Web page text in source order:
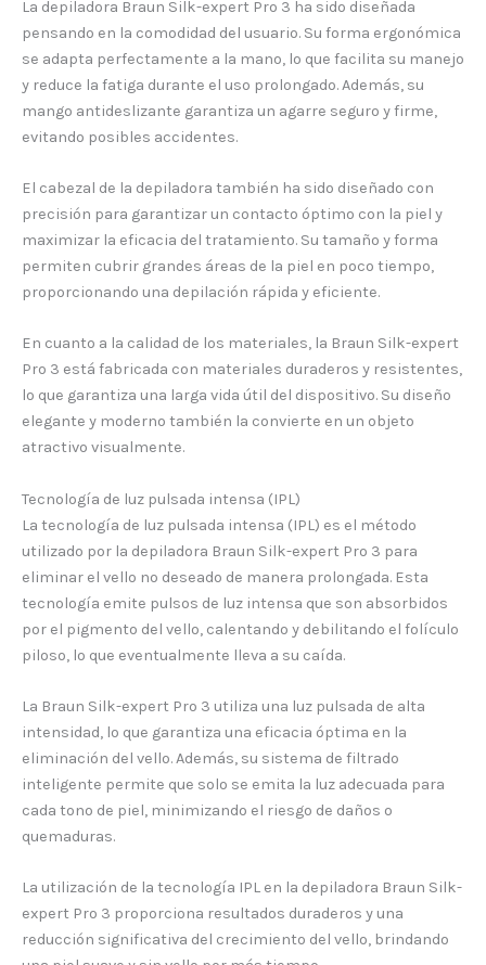
La depiladora Braun Silk-expert Pro 3 ha sido diseñada
pensando en la comodidad del usuario. Su forma ergonómica
se adapta perfectamente a la mano, lo que facilita su manejo
y reduce la fatiga durante el uso prolongado. Además, su
mango antideslizante garantiza un agarre seguro y firme,
evitando posibles accidentes.
El cabezal de la depiladora también ha sido diseñado con
precisión para garantizar un contacto óptimo con la piel y
maximizar la eficacia del tratamiento. Su tamaño y forma
permiten cubrir grandes áreas de la piel en poco tiempo,
proporcionando una depilación rápida y eficiente.
En cuanto a la calidad de los materiales, la Braun Silk-expert
Pro 3 está fabricada con materiales duraderos y resistentes,
lo que garantiza una larga vida útil del dispositivo. Su diseño
elegante y moderno también la convierte en un objeto
atractivo visualmente.
Tecnología de luz pulsada intensa (IPL)
La tecnología de luz pulsada intensa (IPL) es el método
utilizado por la depiladora Braun Silk-expert Pro 3 para
eliminar el vello no deseado de manera prolongada. Esta
tecnología emite pulsos de luz intensa que son absorbidos
por el pigmento del vello, calentando y debilitando el folículo
piloso, lo que eventualmente lleva a su caída.
La Braun Silk-expert Pro 3 utiliza una luz pulsada de alta
intensidad, lo que garantiza una eficacia óptima en la
eliminación del vello. Además, su sistema de filtrado
inteligente permite que solo se emita la luz adecuada para
cada tono de piel, minimizando el riesgo de daños o
quemaduras.
La utilización de la tecnología IPL en la depiladora Braun Silk-
expert Pro 3 proporciona resultados duraderos y una
reducción significativa del crecimiento del vello, brindando